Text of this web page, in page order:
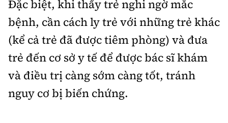
Đặc biệt, khi thấy trẻ nghi ngờ mắc
bệnh, cần cách ly trẻ với những trẻ khác
(kể cả trẻ đã được tiêm phòng) và đưa
trẻ đến cơ sở y tế để được bác sĩ khám
và điều trị càng sớm càng tốt, tránh
nguy cơ bị biến chứng.